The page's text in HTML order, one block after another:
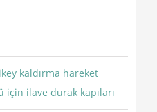
kaldırma hareket
ilave durak kapıları